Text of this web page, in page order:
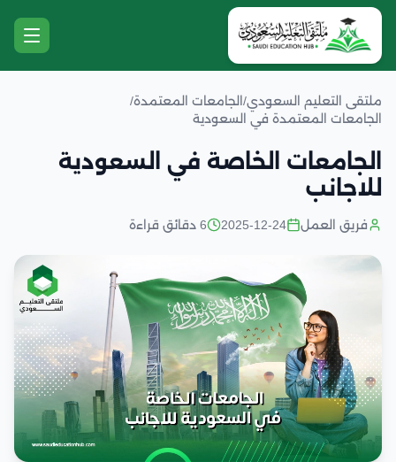
ملتقى التعليم السعودي/ الجامعات المعتمدة/
الجامعات المعتمدة في السعودية
الجامعات الخاصة في السعودية
للاجانب
فريق العمل 2025-12-24 6 دقائق قراءة